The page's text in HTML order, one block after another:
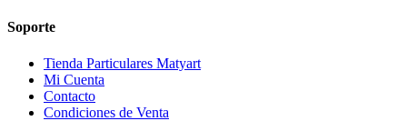
Soporte
Tienda Particulares Matyart
Mi Cuenta
Contacto
Condiciones de Venta